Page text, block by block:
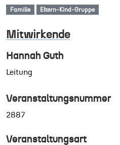
Familie Eltern-Kind-Gruppe
Mitwirkende
Hannah Guth
Leitung
Veranstaltungsnummer
2887
Veranstaltungsart